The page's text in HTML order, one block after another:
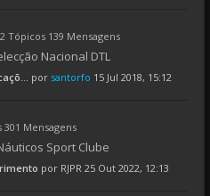
Tópicos 139 Mensagens
Nacional DTL
por santorfo 15 Jul 2018, 15:12
301 Mensagens
Sport Clube
por RJPR 25 Out 2022, 12:13